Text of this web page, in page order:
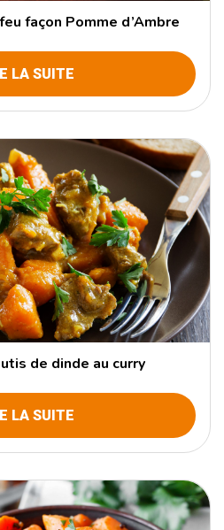
façon Pomme d’Ambre
LA SUITE
de dinde au curry
LA SUITE